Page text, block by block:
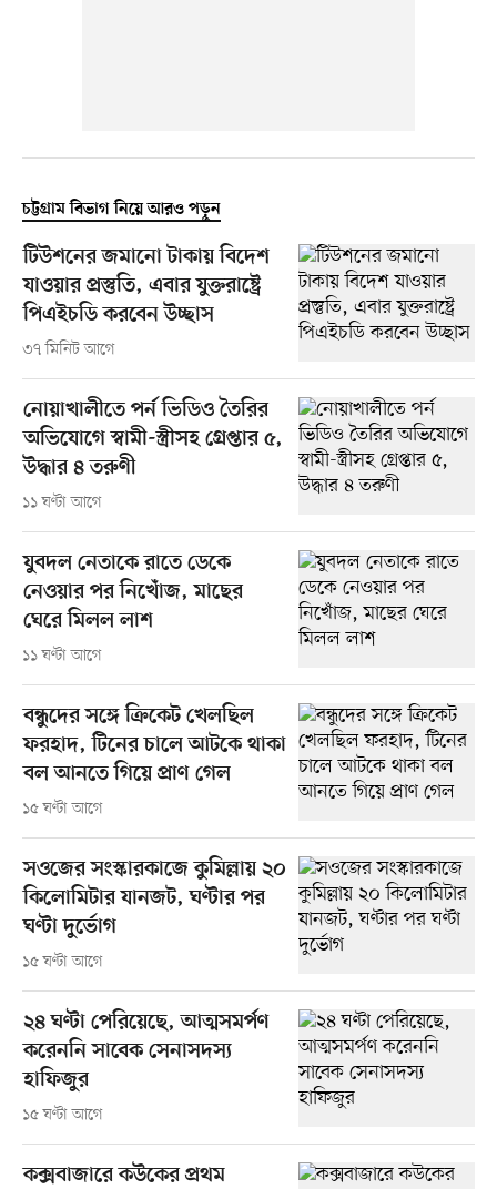
চট্টগ্রাম বিভাগ নিয়ে আরও পড়ুন
টিউশনের জমানো টাকায় বিদেশ
যাওয়ার প্রস্তুতি, এবার যুক্তরাষ্ট্রে
পিএইচডি করবেন উচ্ছাস
৩৭ মিনিট আগে
নোয়াখালীতে পর্ন ভিডিও তৈরির
অভিযোগে স্বামী-স্ত্রীসহ গ্রেপ্তার ৫,
উদ্ধার ৪ তরুণী
১১ ঘণ্টা আগে
যুবদল নেতাকে রাতে ডেকে
নেওয়ার পর নিখোঁজ, মাছের
ঘেরে মিলল লাশ
১১ ঘণ্টা আগে
বন্ধুদের সঙ্গে ক্রিকেট খেলছিল
ফরহাদ, টিনের চালে আটকে থাকা
বল আনতে গিয়ে প্রাণ গেল
১৫ ঘণ্টা আগে
সওজের সংস্কারকাজে কুমিল্লায় ২০
কিলোমিটার যানজট, ঘণ্টার পর
ঘণ্টা দুর্ভোগ
১৫ ঘণ্টা আগে
২৪ ঘণ্টা পেরিয়েছে, আত্মসমর্পণ
করেননি সাবেক সেনাসদস্য
হাফিজুর
১৫ ঘণ্টা আগে
কক্সবাজারে কউকের প্রথম